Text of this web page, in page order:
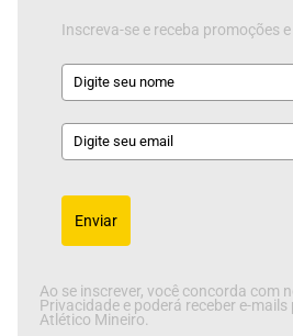
Inscreva-se e receba promoções
Enviar
Ao se inscrever, você concorda com
Privacidade e poderá receber e-
Atlético Mineiro.